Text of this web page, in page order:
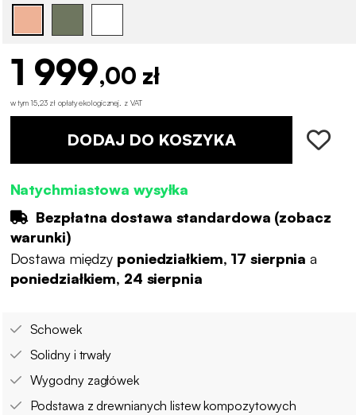
1 999,00 zł
w tym 15,23 zł opłaty ekologicznej z VAT
DODAJ DO KOSZYKA
Natychmiastowa wysyłka
Bezpłatna dostawa standardowa (zobacz
warunki)
Dostawa między poniedziałkiem, 17 sierpnia a
poniedziałkiem, 24 sierpnia
Schowek
Solidny i trwały
Wygodny zagłówek
Podstawa z drewnianych listew kompozytowych